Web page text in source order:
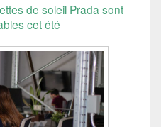
de soleil Prada sont
cet été